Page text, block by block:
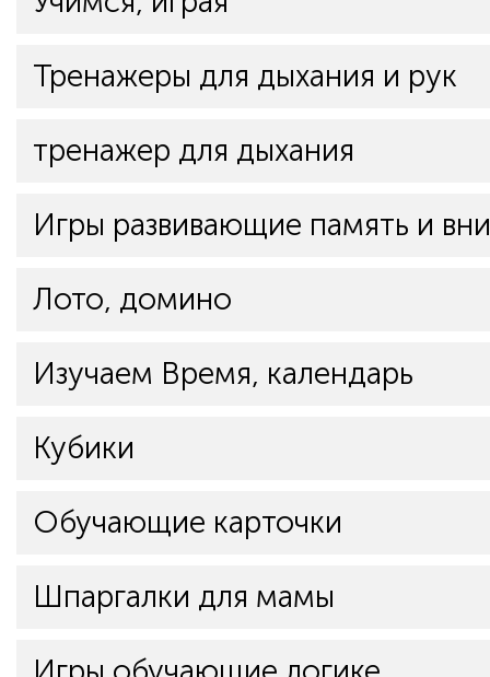
Тренажеры для дыхания и рук
тренажер для дыхания
Игры развивающие память и
Лото, домино
Изучаем Время, календарь
Кубики
Обучающие карточки
Шпаргалки для мамы